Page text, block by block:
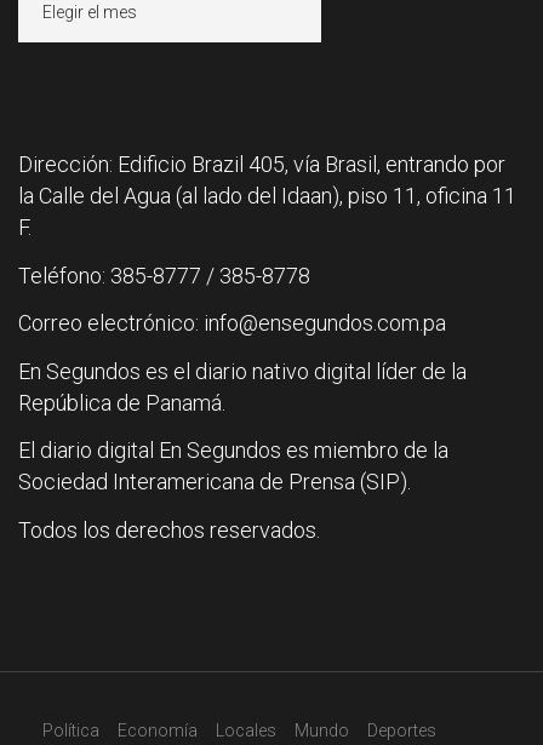
Dirección: Edificio Brazil 405, vía Brasil, entrando por
la Calle del Agua (al lado del Idaan), piso 11, oficina 11
F.
Teléfono: 385-8777 / 385-8778
Correo electrónico: info@ensegundos.com.pa
En Segundos es el diario nativo digital líder de la
República de Panamá.
El diario digital En Segundos es miembro de la
Sociedad Interamericana de Prensa (SIP).
Todos los derechos reservados.
Política Economía Locales Mundo Deportes